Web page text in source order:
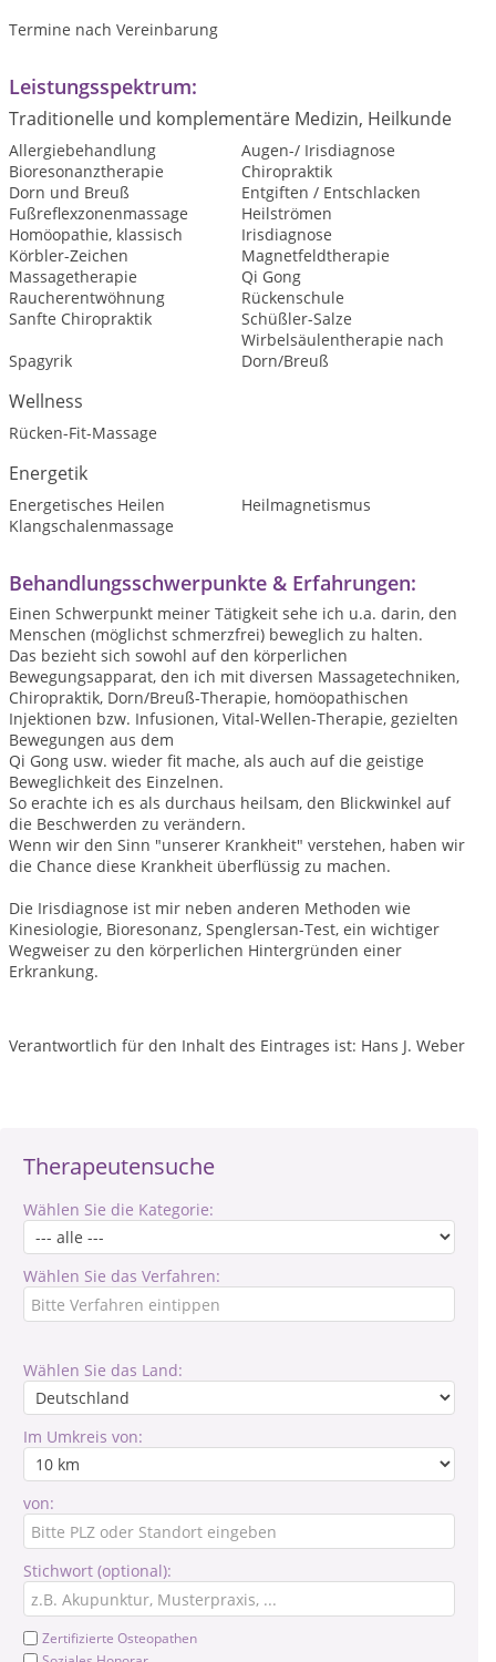
Therapeutensuche
Wählen Sie die Kategorie:
Wählen Sie das Verfahren:
Wählen Sie das Land:
Im Umkreis von:
von:
Stichwort (optional):
Zertifizierte Osteopathen
Termine nach Vereinbarung
Leistungsspektrum:
Traditionelle und komplementäre Medizin, Heilkunde
Allergiebehandlung
Augen-/ Irisdiagnose
Bioresonanztherapie
Chiropraktik
Dorn und Breuß
Entgiften / Entschlacken
Fußreflexzonenmassage
Heilströmen
Homöopathie, klassisch
Irisdiagnose
Körbler-Zeichen
Magnetfeldtherapie
Massagetherapie
Qi Gong
Raucherentwöhnung
Rückenschule
Sanfte Chiropraktik
Schüßler-Salze
Spagyrik
Wirbelsäulentherapie nach
Dorn/Breuß
Wellness
Rücken-Fit-Massage
Energetik
Energetisches Heilen
Heilmagnetismus
Klangschalenmassage
Behandlungsschwerpunkte & Erfahrungen:
Einen Schwerpunkt meiner Tätigkeit sehe ich u.a. darin, den
Menschen (möglichst schmerzfrei) beweglich zu halten.
Das bezieht sich sowohl auf den körperlichen
Bewegungsapparat, den ich mit diversen Massagetechniken,
Chiropraktik, Dorn/Breuß-Therapie, homöopathischen
Injektionen bzw. Infusionen, Vital-Wellen-Therapie, gezielten
Bewegungen aus dem
Qi Gong usw. wieder fit mache, als auch auf die geistige
Beweglichkeit des Einzelnen.
So erachte ich es als durchaus heilsam, den Blickwinkel auf
die Beschwerden zu verändern.
Wenn wir den Sinn "unserer Krankheit" verstehen, haben wir
die Chance diese Krankheit überflüssig zu machen.
Die Irisdiagnose ist mir neben anderen Methoden wie
Kinesiologie, Bioresonanz, Spenglersan-Test, ein wichtiger
Wegweiser zu den körperlichen Hintergründen einer
Erkrankung.
Verantwortlich für den Inhalt des Eintrages ist: Hans J. Weber